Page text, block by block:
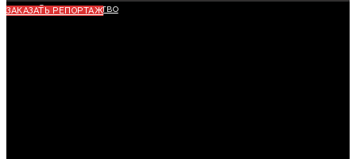
Сотрудничество
ЗАКАЗАТЬ РЕПОРТАЖ